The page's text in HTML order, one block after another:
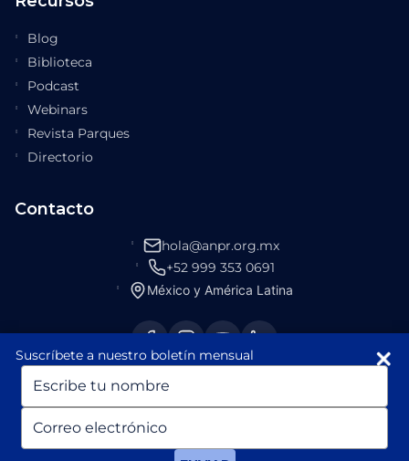
Blog
Biblioteca
Podcast
Webinars
Revista Parques
Directorio
Contacto
hola@anpr.org.mx
+52 999 353 0691
México y América Latina
Suscríbete a nuestro boletín mensual
nombre
correo